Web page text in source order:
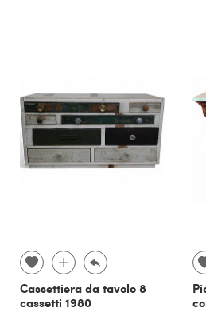
Cassettiera da tavolo 8
cassetti 1980